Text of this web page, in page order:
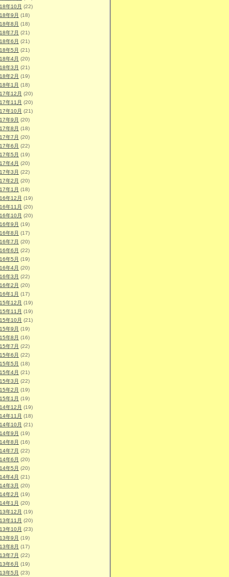
年10月 (22)
年9月 (18)
年8月 (18)
年7月 (21)
年6月 (21)
年5月 (21)
年4月 (20)
年3月 (21)
年2月 (19)
年1月 (18)
年12月 (20)
年11月 (20)
年10月 (21)
年9月 (20)
年8月 (18)
年7月 (20)
年6月 (22)
年5月 (19)
年4月 (20)
年3月 (22)
年2月 (20)
年1月 (18)
年12月 (19)
年11月 (20)
年10月 (20)
年9月 (19)
年8月 (17)
年7月 (20)
年6月 (22)
年5月 (19)
年4月 (20)
年3月 (22)
年2月 (20)
年1月 (17)
年12月 (19)
年11月 (19)
年10月 (21)
年9月 (19)
年8月 (16)
年7月 (22)
年6月 (22)
年5月 (18)
年4月 (21)
年3月 (22)
年2月 (19)
年1月 (19)
年12月 (19)
年11月 (18)
年10月 (21)
年9月 (19)
年8月 (16)
年7月 (22)
年6月 (20)
年5月 (20)
年4月 (21)
年3月 (20)
年2月 (19)
年1月 (20)
年12月 (19)
年11月 (20)
年10月 (23)
年9月 (19)
年8月 (17)
年7月 (22)
年6月 (19)
年5月 (23)